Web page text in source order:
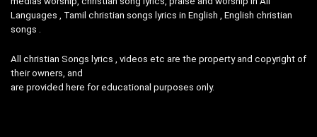
Languages , Tamil christian songs lyrics in English , English christian
songs .
All christian Songs lyrics , videos etc are the property and copyright of
their owners, and
are provided here for educational purposes only.